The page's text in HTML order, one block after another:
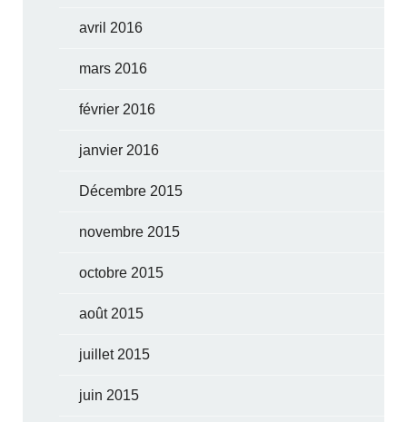
avril 2016
mars 2016
février 2016
janvier 2016
Décembre 2015
novembre 2015
octobre 2015
août 2015
juillet 2015
juin 2015